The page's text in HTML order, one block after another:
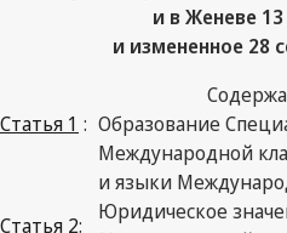
и в Женеве
и измененное 28
Статья 1 : Образование
Международной
и языки
Статья 2:
Юридическое